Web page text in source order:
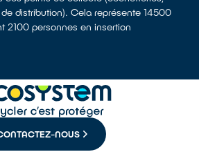
distribution). Cela représente 14500
2100 personnes en insertion
NOUS